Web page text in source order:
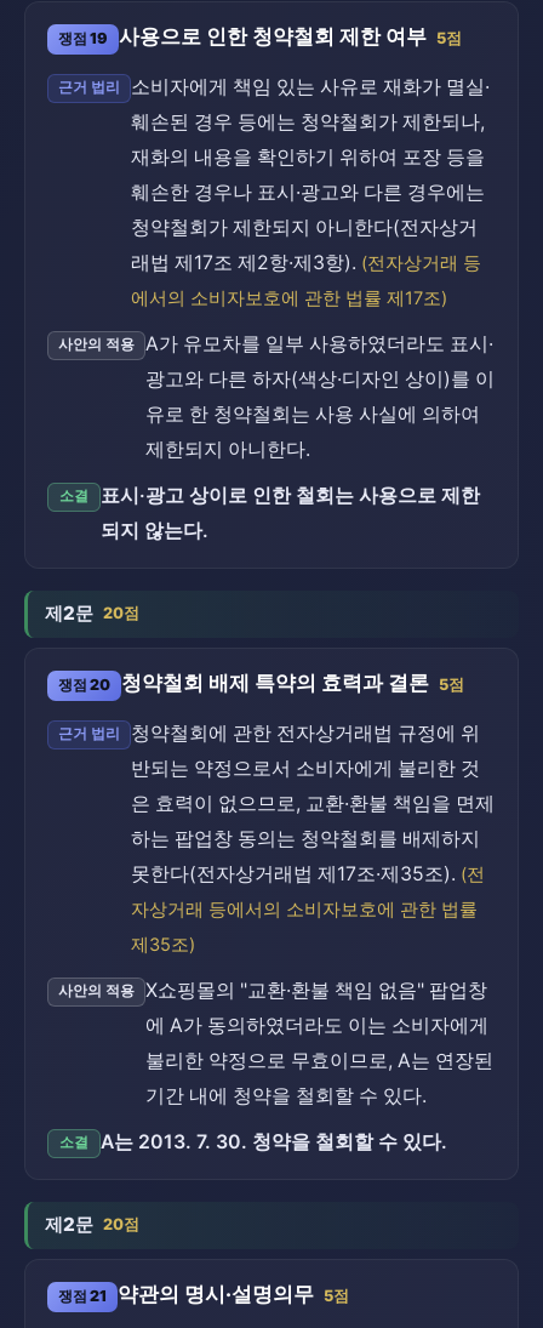
쟁점 19 사용으로 인한 청약철회 제한 여부 5점
근거 법리
소비자에게 책임 있는 사유로 재화가 멸실·
훼손된 경우 등에는 청약철회가 제한되나,
재화의 내용을 확인하기 위하여 포장 등을
훼손한 경우나 표시·광고와 다른 경우에는
청약철회가 제한되지 아니한다(전자상거
래법 제17조 제2항·제3항). (전자상거래 등
에서의 소비자보호에 관한 법률 제17조)
사안의 적용
A가 유모차를 일부 사용하였더라도 표시·
광고와 다른 하자(색상·디자인 상이)를 이
유로 한 청약철회는 사용 사실에 의하여
제한되지 아니한다.
소결
표시·광고 상이로 인한 철회는 사용으로 제한
되지 않는다.
제2문 20점
쟁점 20 청약철회 배제 특약의 효력과 결론 5점
근거 법리
청약철회에 관한 전자상거래법 규정에 위
반되는 약정으로서 소비자에게 불리한 것
은 효력이 없으므로, 교환·환불 책임을 면제
하는 팝업창 동의는 청약철회를 배제하지
못한다(전자상거래법 제17조·제35조). (전
자상거래 등에서의 소비자보호에 관한 법률
제35조)
사안의 적용
X쇼핑몰의 "교환·환불 책임 없음" 팝업창
에 A가 동의하였더라도 이는 소비자에게
불리한 약정으로 무효이므로, A는 연장된
기간 내에 청약을 철회할 수 있다.
소결 A는 2013. 7. 30. 청약을 철회할 수 있다.
제2문 20점
쟁점 21 약관의 명시·설명의무 5점